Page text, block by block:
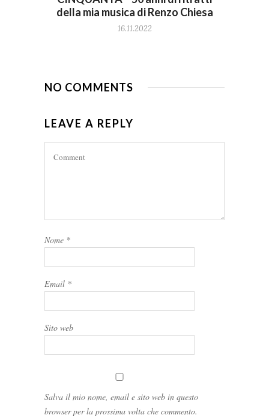
della mia musica di Renzo Chiesa
16.11.2022
NO COMMENTS
LEAVE A REPLY
Nome *
Email *
Sito web
Salva il mio nome, email e sito web in questo
browser per la prossima volta che commento.